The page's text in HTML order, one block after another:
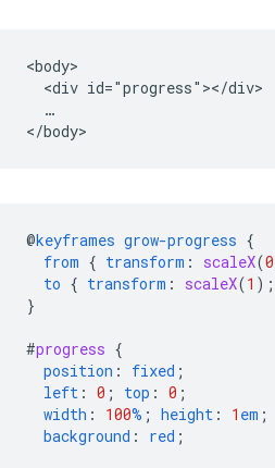
<body>
  <div id="progress"></div>
  …
@keyframes grow-progress {
from { transform : scaleX(0
to { transform : scaleX(1 );
}
#progress {
position : fixed ;
left : 0 ; top : 0 ;
width : 100% ; height : 1 em ;
background : red ;